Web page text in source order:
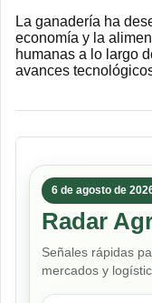
La ganadería ha
economía y la
humanas a lo largo
avances
6 de agosto de
Radar
Señales rápidas
mercados y